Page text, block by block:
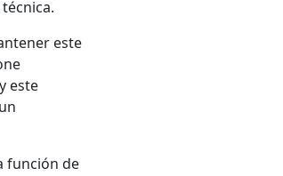
este
este
función de